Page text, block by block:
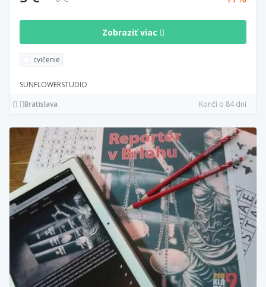
Zobraziť viac
cvičenie
SUNFLOWERSTUDIO
Bratislava
Končí o 84 dní